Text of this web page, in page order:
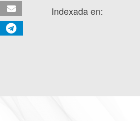
Indexada en: